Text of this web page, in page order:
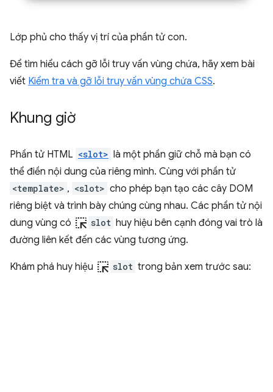
Lớp phủ cho thấy vị trí của phần tử con.
Để tìm hiểu cách gỡ lỗi truy vấn vùng chứa, hãy xem bài
viết Kiểm tra và gỡ lỗi truy vấn vùng chứa CSS.
Khung giờ
Phần tử HTML <slot> là một phần giữ chỗ mà bạn có
thể điền nội dung của riêng mình. Cùng với phần tử
<template> , <slot> cho phép bạn tạo các cây DOM
riêng biệt và trình bày chúng cùng nhau. Các phần tử nội
dung vùng có ink_selection slot huy hiệu bên cạnh đóng vai trò là
đường liên kết đến các vùng tương ứng.
Khám phá huy hiệu ink_selection slot trong bản xem trước sau: